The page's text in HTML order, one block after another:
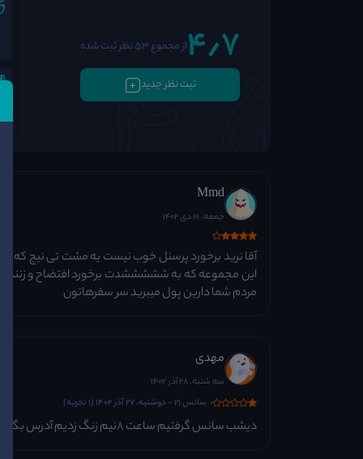
4٫7از مجموع 53 نظر ثبت شده
ثبت نظر جدید
Mmd
جمعه، 01 دی 1402
آقا نرید برخورد پرسنل خوب نیست یه مشت تی نیج که
این مجموعه که به شششششدت برخورد افتضاح و زننده
مردم شما دارین پول میبرید سر سفرهاتون
مهدی
سه شنبه، 28 آذر 1402
سانس 21 - دوشنبه، 27 آذر 1402 (1 تجربه)
دیشب سانس گرفتیم ساعت 8نیم زنگ زدیم آدرس بگیریم میگن کنسل کردیم پولم زدیم